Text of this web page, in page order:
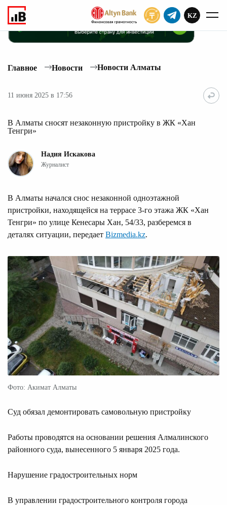
KZ
Главное Новости Новости Алматы
11 июня 2025 в 17:56
В Алматы сносят незаконную пристройку в ЖК «Хан
Тенгри»
Надия Искакова
Журналист
В Алматы начался снос незаконной одноэтажной
пристройки, находящейся на террасе 3-го этажа ЖК «Хан
Тенгри» по улице Кенесары Хан, 54/33, разберемся в
деталях ситуации, передает Bizmedia.kz.
Фото: Акимат Алматы
Суд обязал демонтировать самовольную пристройку
Работы проводятся на основании решения Алмалинского
районного суда, вынесенного 5 января 2025 года.
Нарушение градостроительных норм
В управлении градостроительного контроля города